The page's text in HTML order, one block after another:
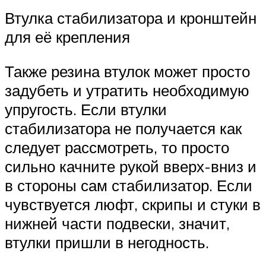
Втулка стабилизатора и кронштейн
для её крепления
Также резина втулок может просто
задубеть и утратить необходимую
упругость. Если втулки
стабилизатора не получается как
следует рассмотреть, то просто
сильно качните рукой вверх-вниз и
в стороны сам стабилизатор. Если
чувствуется люфт, скрипы и стуки в
нижней части подвески, значит,
втулки пришли в негодность.